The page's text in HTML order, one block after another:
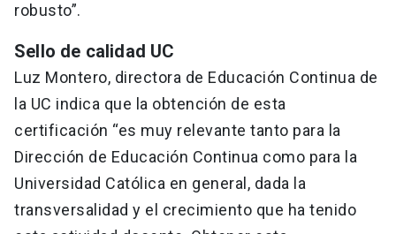
robusto”.
Sello de calidad UC
Luz Montero, directora de Educación Continua de
la UC indica que la obtención de esta
certificación “es muy relevante tanto para la
Dirección de Educación Continua como para la
Universidad Católica en general, dada la
transversalidad y el crecimiento que ha tenido